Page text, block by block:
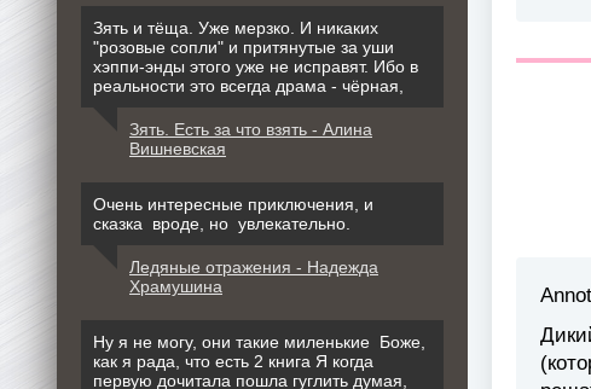
Зять и тёща. Уже мерзко. И никаких
"розовые сопли" и притянутые за уши
хэппи-энды этого уже не исправят. Ибо в
реальности это всегда драма - чёрная,
Зять. Есть за что взять - Алина
Вишневская
Очень интересные приключения, и
сказка вроде, но увлекательно.
Ледяные отражения - Надежда
Храмушина
Ну я не могу, они такие миленькие Боже,
как я рада, что есть 2 книга Я когда
первую дочитала пошла гуглить думая,